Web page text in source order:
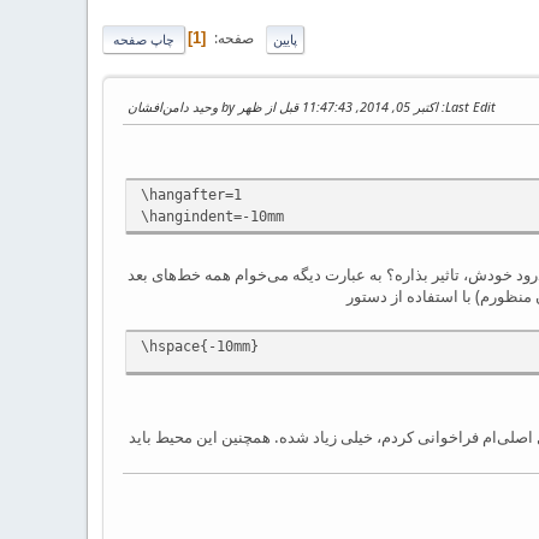
چاپ صفحه پایین صفحه 1
Last Edit: اکتبر 05, 2014, 11:47:43 قبل از ظهر by وحید دامن‌افشان
\hangafter=1
\hangindent=-10mm
خودش، تاثیر بذاره؟ به عبارت دیگه می‌خوام همه خط‌های بعد
\hspace{-10mm}
فراخوانی کردم، خیلی زیاد شده. همچنین این محیط باید